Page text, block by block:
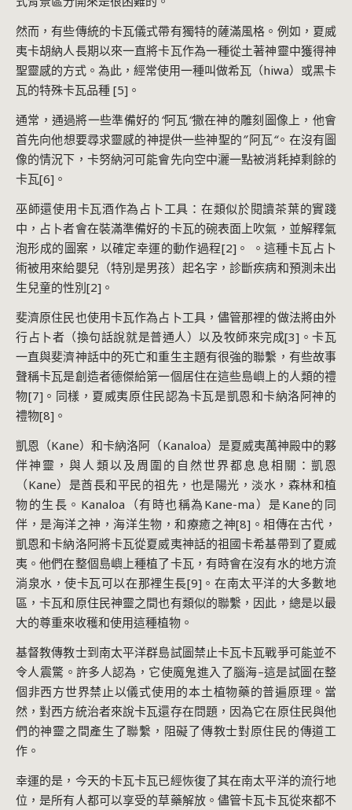
然而，有些傳統的卡瓦儀式帶有獨特的薩滿風格。例如，夏威
夷卡胡納人長期以來一直將卡瓦作為一種從土著神靈中獲得神
聖靈感的方式。為此，經常使用一種叫做希瓦（hiwa）或黑卡
瓦的特殊卡瓦品種 [5]。
通常，通過將一些準備好的 “阿瓦“撒在神的雕刻圖像上，他會
首先向他想要尋求靈感的神提供一些神聖的”阿瓦“。在沒有圖
像的情況下，卡努納河可能會先向空中灑一點被消耗掉剩餘的
卡瓦[6]。
巫師還使用卡瓦酒作為占卜工具：在類似於閱讀茶葉的實踐
中，占卜者會在裝滿準備好的卡瓦的碗表面上吹氣，並解釋氣
泡形成的圖案，以確定幸運的動作過程[2]。 。這種卡瓦占卜
術被用來給嬰兒（特別是男孩）起名字，診斷疾病和預測未出
生兒童的性別[2]。
斐濟原住民也使用卡瓦作為占卜工具，儘管那裡的做法將由外
行占卜者（換句話說就是普通人）以及牧師來完成[3]。卡瓦
一直與斐濟神話中的死亡和重生主題有很強的聯繫，有些故事
聲稱卡瓦是創造者德傑給第一個居住在這些島嶼上的人類的禮
物[7]。同樣，夏威夷原住民認為卡瓦是凱恩和卡納洛阿神的
禮物[8]。
凱恩（Kane）和卡納洛阿（Kanaloa）是夏威夷萬神殿中的夥
伴神靈，與人類以及周圍的自然世界都息息相關：凱恩
（Kane）是酋長和平民的祖先，也是陽光，淡水，森林和植
物的生長。Kanaloa（有時也稱為Kane-ma）是Kane的同
伴，是海洋之神，海洋生物，和療癒之神[8]。相傳在古代，
凱恩和卡納洛阿將卡瓦從夏威夷神話的祖國卡希基帶到了夏威
夷。他們在整個島嶼上種植了卡瓦，有時會在沒有水的地方流
淌泉水，使卡瓦可以在那裡生長[9]。在南太平洋的大多數地
區，卡瓦和原住民神靈之間也有類似的聯繫，因此，總是以最
大的尊重來收穫和使用這種植物。
基督教傳教士到南太平洋群島試圖禁止卡瓦卡瓦戰爭可能並不
令人震驚。許多人認為，它使魔鬼進入了腦海–這是試圖在整
個非西方世界禁止以儀式使用的本土植物藥的普遍原理。當
然，對西方統治者來說卡瓦還存在問題，因為它在原住民與他
們的神靈之間產生了聯繫，阻礙了傳教士對原住民的傳道工
作。
幸運的是，今天的卡瓦卡瓦已經恢復了其在南太平洋的流行地
位，是所有人都可以享受的草藥解放。儘管卡瓦卡瓦從來都不